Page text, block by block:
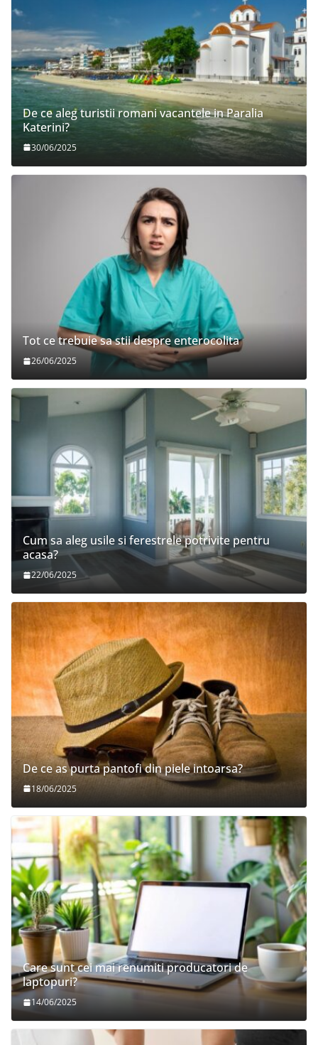
De ce aleg turistii romani vacantele in Paralia
Katerini?
30/06/2025
Tot ce trebuie sa stii despre enterocolita
26/06/2025
Cum sa aleg usile si ferestrele potrivite pentru
acasa?
22/06/2025
De ce as purta pantofi din piele intoarsa?
18/06/2025
Care sunt cei mai renumiti producatori de
laptopuri?
14/06/2025